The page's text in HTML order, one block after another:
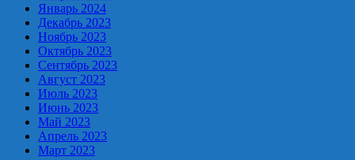
Январь 2024
Декабрь 2023
Ноябрь 2023
Октябрь 2023
Сентябрь 2023
Август 2023
Июль 2023
Июнь 2023
Май 2023
Апрель 2023
Март 2023